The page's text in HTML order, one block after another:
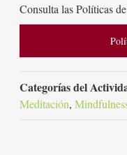
Consulta las Políticas
Categorías del
Meditación,